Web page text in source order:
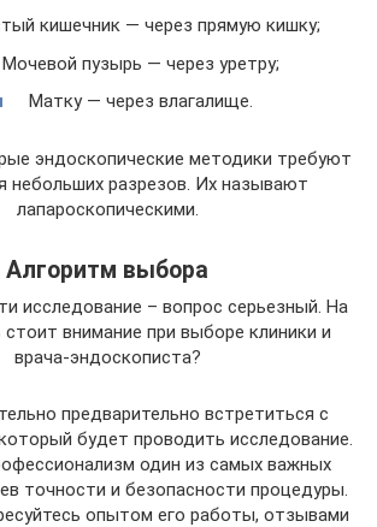
кишечник — через прямую кишку;
Мочевой пузырь — через уретру;
Матку — через влагалище.
эндоскопические методики требуют
небольших разрезов. Их называют
лапароскопическими.
Алгоритм выбора
исследование – вопрос серьезный. На
внимание при выборе клиники и
врача-эндоскописта?
предварительно встретиться с
будет проводить исследование.
один из самых важных
точности и безопасности процедуры.
опытом его работы, отзывами